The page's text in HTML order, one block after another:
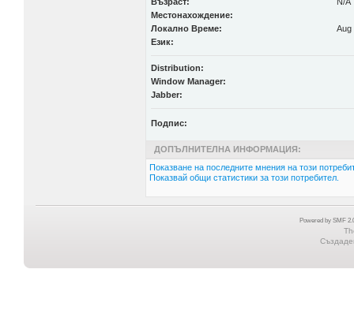
Местонахождение:
Локално Време:
Aug
Език:
Distribution:
Window Manager:
Jabber:
Подпис:
ДОПЪЛНИТЕЛНА ИНФОРМАЦИЯ:
Показване на последните мнения на този
Показвай общи статистики за този потребител.
Powered by SMF